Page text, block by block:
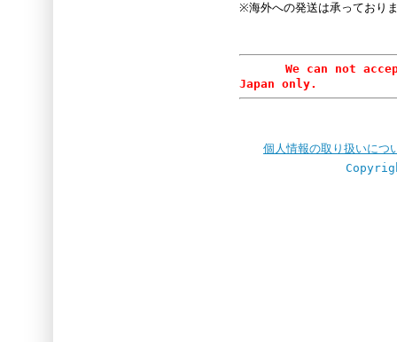
※海外への発送は承っており
We can not accept
Japan only.
個人情報の取り扱いにつ